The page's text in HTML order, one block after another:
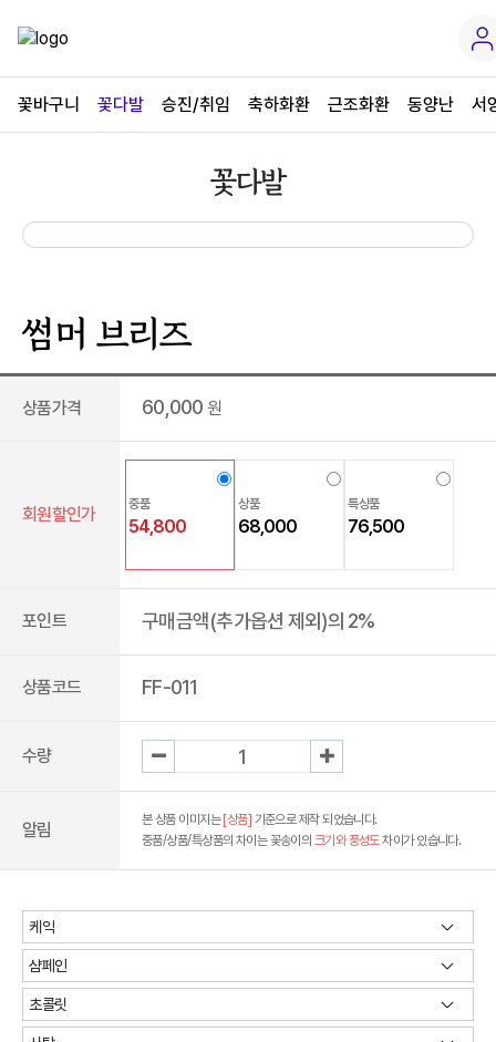
꽃바구니 꽃다발 승진/취임 축하화환 근조화환 동양난 서
꽃다발
썸머 브리즈
상품가격 60,000 원
회원할인가
중품
54,800
상품
68,000
특상품
76,500
포인트 구매금액(추가옵션 제외)의 2%
상품코드 FF-011
수량
알림 본 상품 이미지는 [상품] 기준으로 제작 되었습니다.
중품/상품/특상품의 차이는 꽃송이의 크기와 풍성도차이가 있습니다.